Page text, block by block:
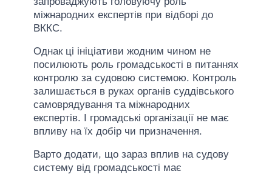
міжнародних експертів при відборі до
ВККС.
Однак ці ініціативи жодним чином не
посилюють роль громадськості в питаннях
контролю за судовою системою. Контроль
залишається в руках органів суддівського
самоврядування та міжнародних
експертів. І громадські організації не має
впливу на їх добір чи призначення.
Варто додати, що зараз вплив на судову
систему від громадськості має